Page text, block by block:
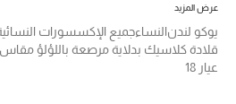
المجوهرات
عرض المزيد
يوكو لندنالنساءجميع الإكسسورات
عيار 18